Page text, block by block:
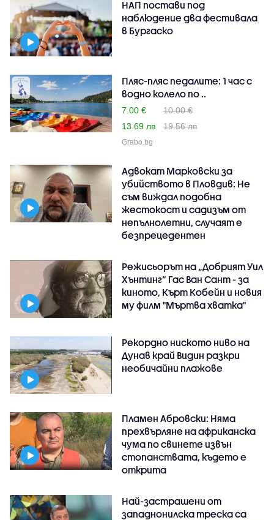
НАП постави под
наблюдение два фестивала
в Бургаско
Пляс-пляс педалите: 1 час с
водно колело по ..
7.00 €
10.00 €
13.69 лв
19.56 лв
Grabo.bg
Адвокат Марковски за
убийството в Пловдив: Не
съм виждал подобна
жестокост и садизъм от
непълнолетни, случаят е
безпрецедентен
Режисьорът на „Добрият Уил
Хънтинг“ Гас Ван Сант - за
киното, Кърт Кобейн и новия
му филм "Мъртва хватка"
Рекордно ниското ниво на
Дунав край Видин разкри
необичайни плажове
Пламен Абровски: Няма
прехвърляне на африканска
чума по свинете извън
стопанствата, където е
открита
Най-застрашени от
западнонилска треска са